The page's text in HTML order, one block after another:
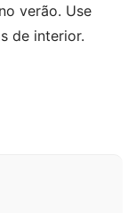
verão. Use
de interior.